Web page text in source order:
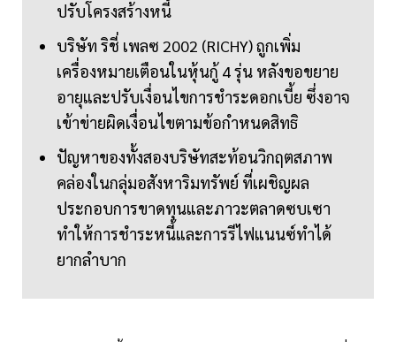
ปรับโครงสร้างหนี้
บริษัท ริชี่ เพลซ 2002 (RICHY) ถูกเพิ่ม
เครื่องหมายเตือนในหุ้นกู้ 4 รุ่น หลังขอขยาย
อายุและปรับเงื่อนไขการชำระดอกเบี้ย ซึ่งอาจ
เข้าข่ายผิดเงื่อนไขตามข้อกำหนดสิทธิ
ปัญหาของทั้งสองบริษัทสะท้อนวิกฤตสภาพ
คล่องในกลุ่มอสังหาริมทรัพย์ ที่เผชิญผล
ประกอบการขาดทุนและภาวะตลาดซบเซา
ทำให้การชำระหนี้และการรีไฟแนนซ์ทำได้
ยากลำบาก